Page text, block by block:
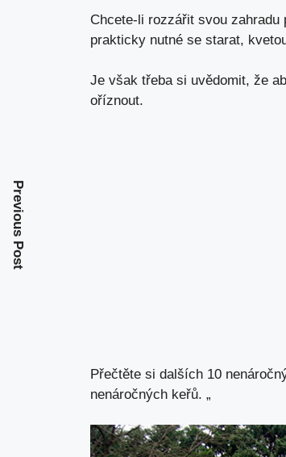
Chcete-li rozzářit svou
prakticky nutné se starat,
Je však třeba si uvědomit, že
oříznout.
Přečtěte si dalších 10
nenáročných keřů. „
Previous Post